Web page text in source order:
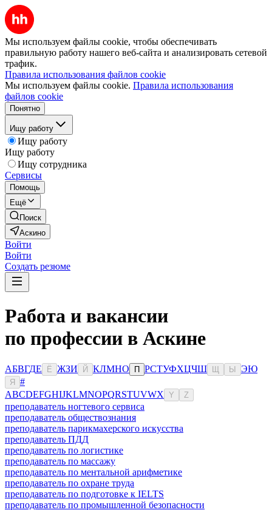
Мы используем файлы cookie, чтобы обеспечивать
правильную работу нашего веб-сайта и анализировать сетевой
трафик.
Правила использования файлов cookie
Мы используем файлы cookie. Правила использования
файлов cookie
Понятно
Ищу работу
Ищу работу
Ищу работу
Ищу сотрудника
Сервисы
Помощь
Ещё
Поиск
Аскино
Войти
Войти
Создать резюме
Работа и вакансии
по профессии в Аскине
АБВГДЕ Ё ЖЗИ Й КЛМНО П РСТУФХЦЧШ Ы ЭЮ
Я
#
ABCDEFGHIJKLMNOPQRSTUVWX Y Z
преподаватель ногтевого сервиса
преподаватель обществознания
преподаватель парикмахерского искусства
преподаватель ПДД
преподаватель по логистике
преподаватель по массажу
преподаватель по ментальной арифметике
преподаватель по охране труда
преподаватель по подготовке к IELTS
преподаватель по промышленной безопасности